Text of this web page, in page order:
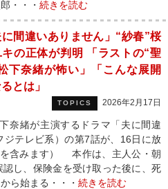
・・・ 続きを読む
に間違いありません」“紗春”桜
の正体が判明 「ラストの“聖
下奈緒が怖い」「こんな展開
とは」
TOPICS 2026年2月17日
奈緒が主演するドラマ「夫に間違
ジテレビ系）の第7話が、16日に放
含みます） 本作は、主人公・朝
し、保険金を受け取った後に、死
ら始まる・・・ 続きを読む